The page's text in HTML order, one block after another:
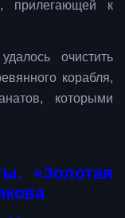
прилегающей к
очистить
корабля,
которыми
«Золотая